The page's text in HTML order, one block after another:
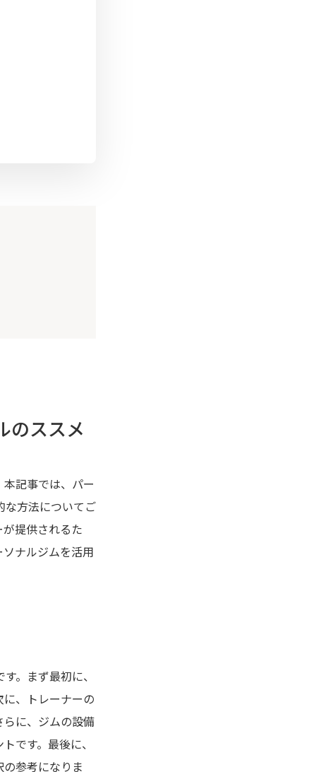
のススメ
記事では、パー
な方法についてご
提供されるた
ナルジムを活用
。まず最初に、
、トレーナーの
に、ジムの設備
です。最後に、
参考になりま